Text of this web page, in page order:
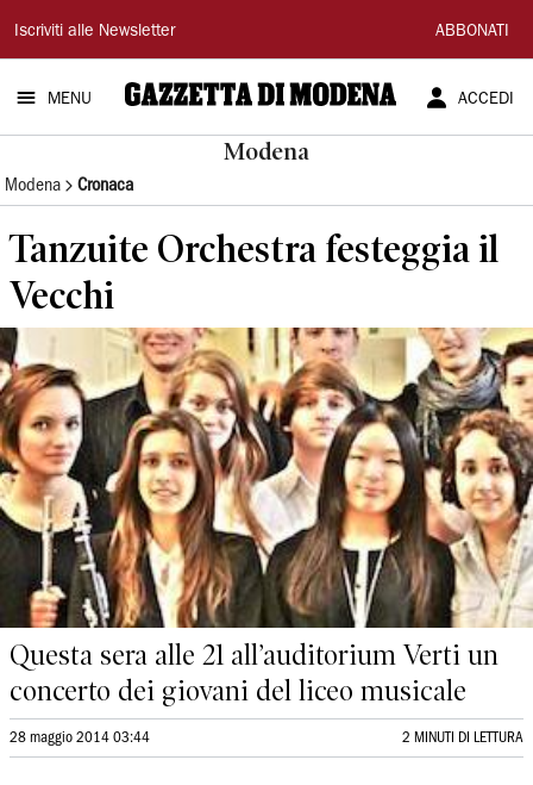
Gazzetta
di
Modena
Iscriviti alle Newsletter ABBONATI
MENU ACCEDI
Modena
Modena Cronaca
Tanzuite Orchestra festeggia il
Vecchi
Questa sera alle 21 all’auditorium Verti un
concerto dei giovani del liceo musicale
28 maggio 2014 03:44 2 MINUTI DI LETTURA